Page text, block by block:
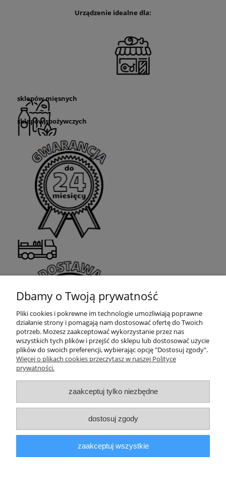
Urządzenie idealne dla:
sklepów mięsnych
sklepów spożywczych
sklepów rybnych
przyczep
food truck
sklepów nabiałowych
Moje konto
Informacje
SKONTAKTUJ SIĘ
Zadzwoń:+48 722 320 245
Dbamy o Twoją prywatność
Pliki cookies i pokrewne im technologie umożliwiają poprawne
działanie strony i pomagają nam dostosować ofertę do Twoich
potrzeb. Możesz zaakceptować wykorzystanie przez nas
wszystkich tych plików i przejść do sklepu lub dostosować użycie
plików do swoich preferencji, wybierając opcję "Dostosuj zgody".
Więcej o plikach cookies przeczytasz w naszej Polityce
prywatności.
zaakceptuj tylko niezbędne
dostosuj zgody
zaakceptuj wszystkie